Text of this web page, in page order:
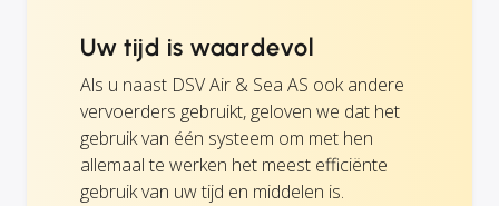
Uw tijd is waardevol
Als u naast DSV Air & Sea AS ook andere
vervoerders gebruikt, geloven we dat het
gebruik van één systeem om met hen
allemaal te werken het meest efficiënte
gebruik van uw tijd en middelen is.